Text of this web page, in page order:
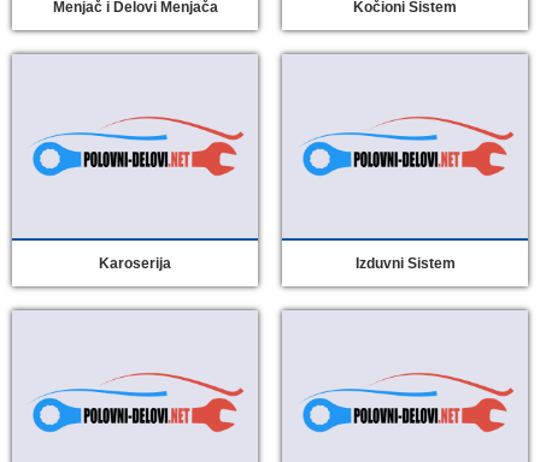
Menjač i Delovi Menjača Kočioni Sistem
Karoserija Izduvni Sistem